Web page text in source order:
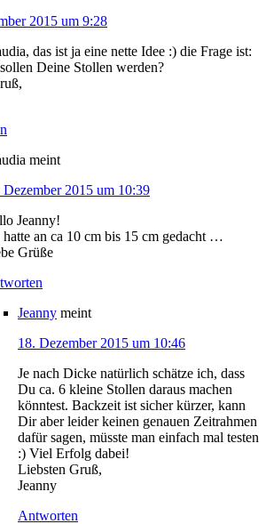
2015 um 9:28
das ist ja eine nette Idee :) die Frage ist:
Deine Stollen werden?
meint
Dezember 2015 um 10:39
Jeanny!
hatte an ca 10 cm bis 15 cm gedacht …
Grüße
Jeanny meint
18. Dezember 2015 um 10:46
Je nach Dicke natürlich schätze ich, dass
Du ca. 6 kleine Stollen daraus machen
könntest. Backzeit ist sicher kürzer, kann
Dir aber leider keinen genauen Zeitrahmen
dafür sagen, müsste man einfach mal testen
:) Viel Erfolg dabei!
Liebsten Gruß,
Jeanny
Antworten